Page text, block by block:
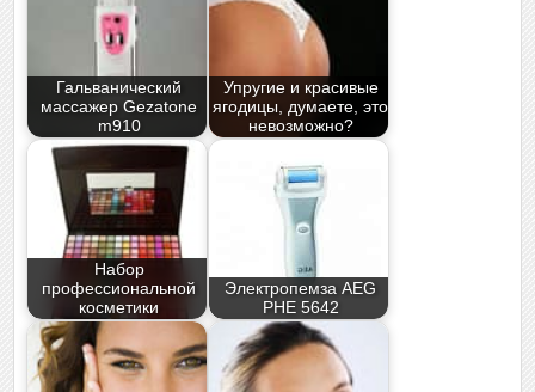
Гальванический
массажер Gezatone
m910
Упругие и красивые
ягодицы, думаете, это
невозможно?
Набор
профессиональной
косметики
Электропемза AEG
PHE 5642